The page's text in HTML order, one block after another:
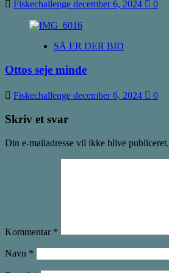
Fiskechallenge december 6, 2024 0
SÅ ER DER BID
Ottos seje minde
Fiskechallenge december 6, 2024 0
Skriv et svar
Din e-mailadresse vil ikke blive publiceret.
Kommentar *
Navn *